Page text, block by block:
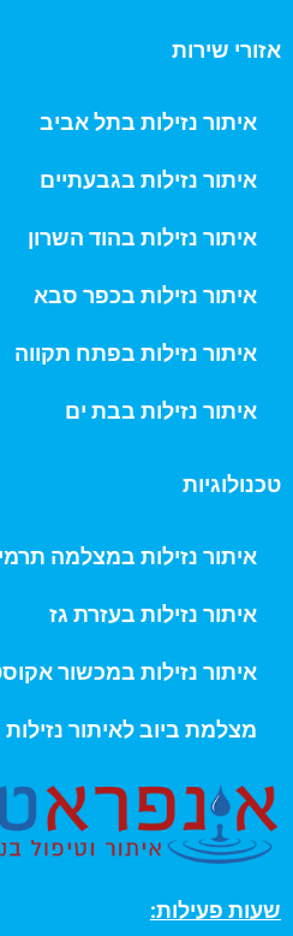
אזורי שירות
איתור נזילות בתל אביב
איתור נזילות בגבעתיים
איתור נזילות בהוד השרון
איתור נזילות בכפר סבא
איתור נזילות בפתח תקווה
איתור נזילות בבת ים
טכנולוגיות
איתור נזילות במצלמה
איתור נזילות בעזרת גז
איתור נזילות במכשור
מצלמת ביוב לאיתור נזילות
שעות פעילות: